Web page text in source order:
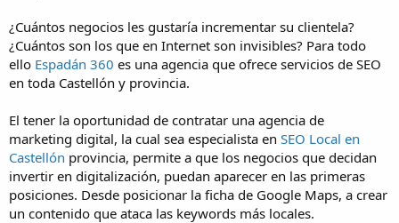
a
¿Cuántos negocios les gustaría incrementar su clientela?
¿Cuántos son los que en Internet son invisibles? Para todo
ello Espadán 360 es una agencia que ofrece servicios de SEO
en toda Castellón y provincia.
El tener la oportunidad de contratar una agencia de
marketing digital, la cual sea especialista en SEO Local en
Castellón provincia, permite a que los negocios que decidan
invertir en digitalización, puedan aparecer en las primeras
posiciones. Desde posicionar la ficha de Google Maps, a crear
un contenido que ataca las keywords más locales.